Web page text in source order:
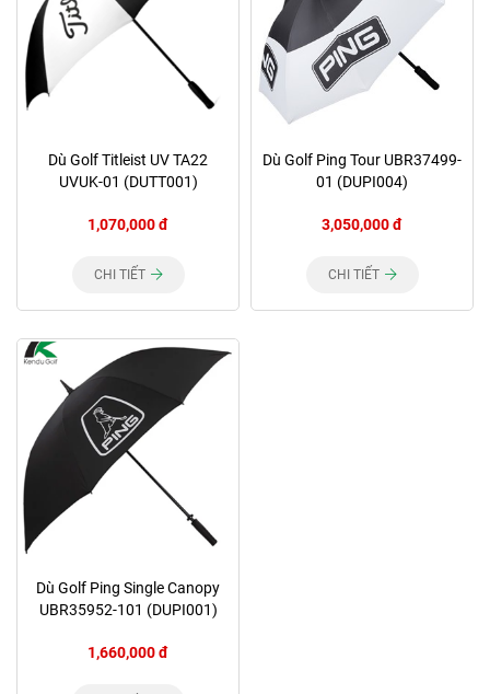
Dù Golf Titleist UV TA22
UVUK-01 (DUTT001)
1,070,000 đ
CHI TIẾT
Dù Golf Ping Tour UBR37499-
01 (DUPI004)
3,050,000 đ
CHI TIẾT
Dù Golf Ping Single Canopy
UBR35952-101 (DUPI001)
1,660,000 đ